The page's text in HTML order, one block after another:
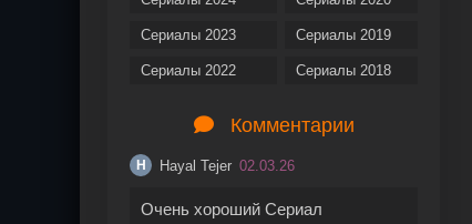
Сериалы 2023
Сериалы 2022
Сериалы 2019
Сериалы 2018
Комментарии
H Hayal Tejer 02.03.26
Очень хороший Сериал